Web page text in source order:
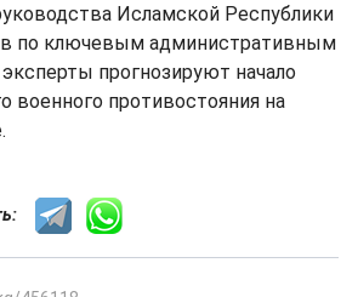
Исламской Республики
по ключевым административным
прогнозируют начало
военного противостояния на